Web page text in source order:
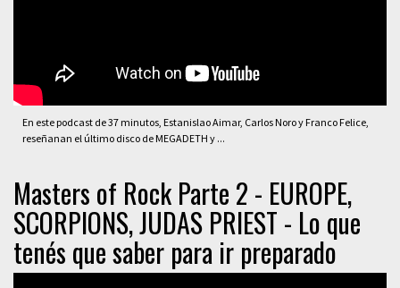
En este podcast de 37 minutos, Estanislao Aimar, Carlos Noro y Franco Felice,
reseñanan el último disco de MEGADETH y ...
Masters of Rock Parte 2 - EUROPE,
SCORPIONS, JUDAS PRIEST - Lo que
tenés que saber para ir preparado